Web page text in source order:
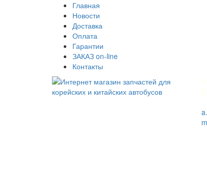
Главная
Новости
Доставка
Оплата
Гарантии
ЗАКАЗ on-line
Контакты